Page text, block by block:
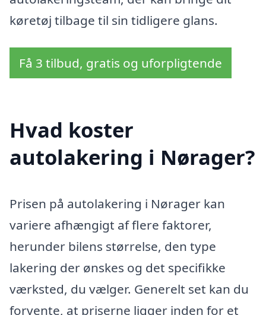
køretøj tilbage til sin tidligere glans.
Få 3 tilbud, gratis og uforpligtende
Hvad koster
autolakering i Nørager?
Prisen på autolakering i Nørager kan
variere afhængigt af flere faktorer,
herunder bilens størrelse, den type
lakering der ønskes og det specifikke
værksted, du vælger. Generelt set kan du
forvente, at priserne ligger inden for et